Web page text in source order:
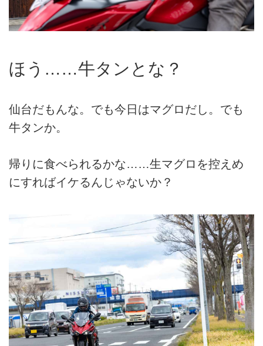
ほう……牛タンとな？
仙台だもんな。でも今日はマグロだし。でも
牛タンか。
帰りに食べられるかな……生マグロを控えめ
にすればイケるんじゃないか？